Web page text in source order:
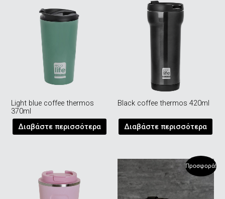
Light blue coffee thermos
370ml
Διαβάστε περισσότερα
Black coffee thermos 420ml
Διαβάστε περισσότερα
Προσφορά!